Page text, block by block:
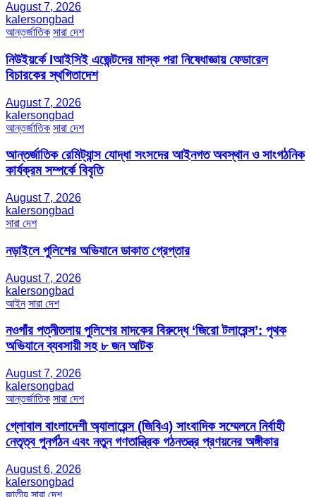
August 7, 2026
kalersongbad
আন্তর্জাতিক সারা দেশ
নিউইয়র্কে Iআইসিই এজেন্টদের মাস্ক পরা নিষেধাজ্ঞায় ফেডারেল
বিচারকের স্থগিতাদেশ
August 7, 2026
kalersongbad
আন্তর্জাতিক সারা দেশ
আন্তর্জাতিক রেমিট্যান্স যোদ্ধা সংসদের আইনগত অবস্থান ও সাংগঠনিক
কার্যক্রম সম্পর্কে বিবৃতি
August 7, 2026
kalersongbad
সারা দেশ
নড়াইলে পুলিশের অভিযানে ডাকাত গ্রেপ্তার
August 7, 2026
kalersongbad
আইন সারা দেশ
নওগাঁর পত্নীতলায় পুলিশের মাদকের বিরুদ্ধে ‘জিরো টলারেন্স’: পৃথক
অভিযানে ব্যবসায়ী সহ ৮ জন আটক
August 7, 2026
kalersongbad
আন্তর্জাতিক সারা দেশ
গ্লোবাল বাংলাদেশী অ্যালায়েন্স (জিবিএ) সাংবাদিক সম্মেলনে নির্বাহী
নেতৃত্ব পুনর্গঠন এবং নতুন গণতান্ত্রিক গঠনতন্ত্র প্রণয়নের অঙ্গীকার
August 6, 2026
kalersongbad
জাতীয় সারা দেশ